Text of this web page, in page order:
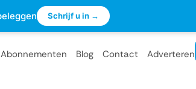
Abonnementen Blog Contact Adverteren
Schrijf u in →